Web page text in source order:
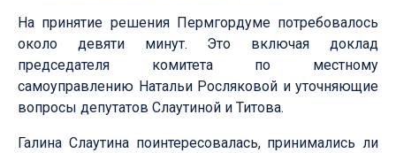
На принятие решения Пермгордуме потребовалось
около девяти минут. Это включая доклад
председателя комитета по местному
самоуправлению Натальи Росляковой и уточняющие
вопросы депутатов Слаутиной и Титова.
Галина Слаутина поинтересовалась, принимались ли